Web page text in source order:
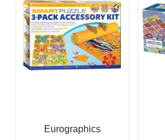
Eurographics